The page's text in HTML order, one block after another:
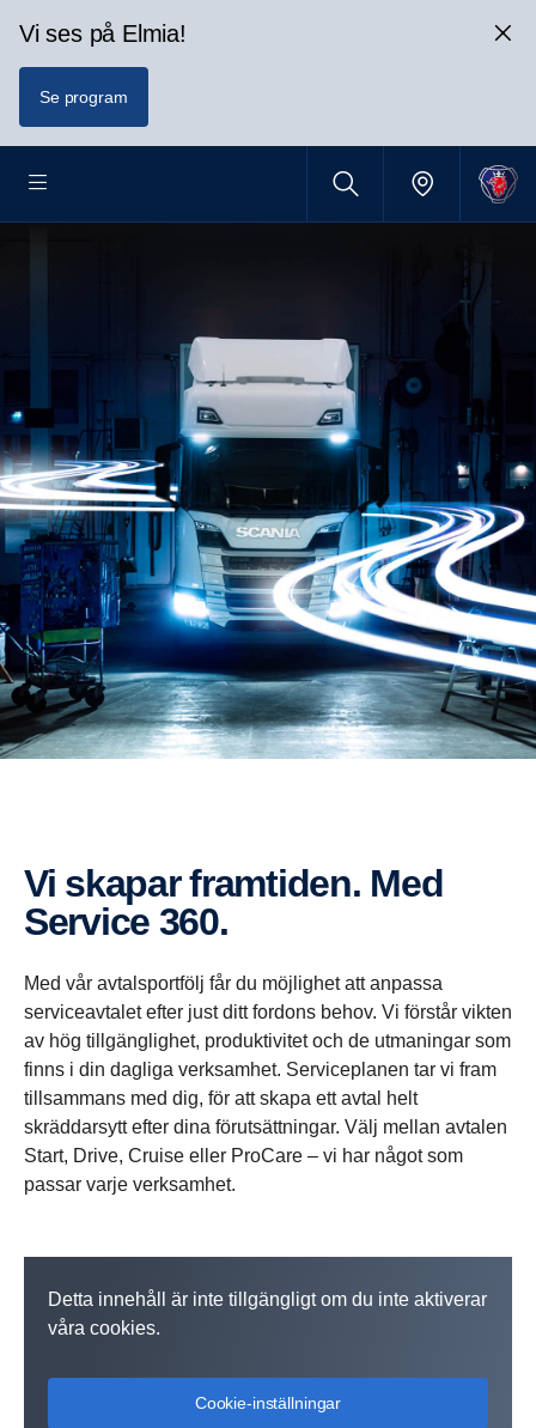
Vi ses på Elmia!
Se program
Vi skapar framtiden. Med
Service 360.
Med vår avtalsportfölj får du möjlighet att anpassa
serviceavtalet efter just ditt fordons behov. Vi förstår vikten
av hög tillgänglighet, produktivitet och de utmaningar som
finns i din dagliga verksamhet. Serviceplanen tar vi fram
tillsammans med dig, för att skapa ett avtal helt
skräddarsytt efter dina förutsättningar. Välj mellan avtalen
Start, Drive, Cruise eller ProCare – vi har något som
passar varje verksamhet.
Detta innehåll är inte tillgängligt om du inte aktiverar
våra cookies.
Cookie-inställningar